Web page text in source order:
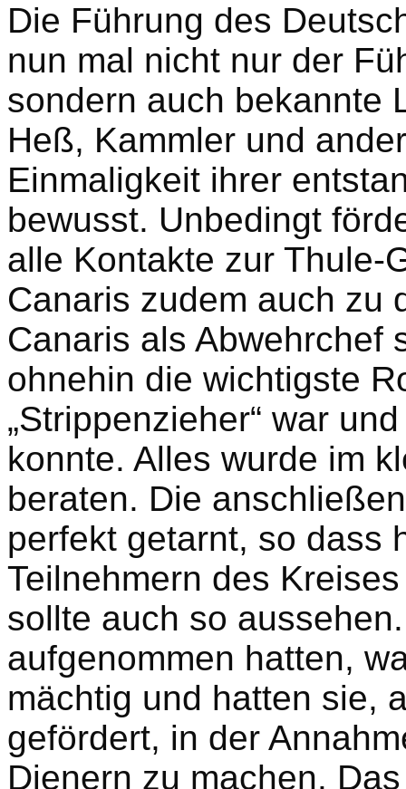
Die Führung des
nun mal nicht nur der
sondern auch bekannte
Heß, Kammler und
Einmaligkeit ihrer
bewusst. Unbedingt
alle Kontakte zur Thule-
Canaris zudem auch zu
Canaris als Abwehrchef
ohnehin die wichtigste
„Strippenzieher“ war
konnte. Alles wurde im
beraten. Die
perfekt getarnt, so dass
Teilnehmern des
sollte auch so
aufgenommen hatten,
mächtig und hatten sie,
gefördert, in der
Dienern zu machen.